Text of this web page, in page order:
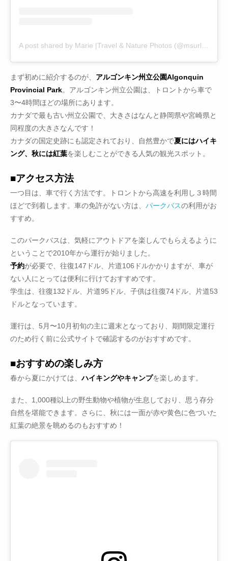
まず初めに紹介するのが、 アルゴンキン州立公園Algonquin
Provincial Park。アルゴンキン州立公園は、トロントから車で
3〜4時間ほどの場所にあります。
カナダで最も古い州立公園で、大きさはなんと静岡県や宮崎県と
同程度の大きさなんです！
カナダの国定史跡にも認定されており、自然豊かで夏にはハイキ
ング、秋には紅葉を楽しむことができる人気の観光スポット。
■アクセス方法
一つ目は、車で行く方法です。トロントから高速を利用し３時間
ほどで到着します。車の免許がない方は、 パークバスの利用がお
すすめ。
このパークバスは、気軽にアウトドアを楽しんでもらえるように
ということで2010年から運行が始りました。
予約が必要で、往復147ドル、片道106ドルかかりますが、車が
ない人にとっては便利に行けておすすめです。
学生は、往復132ドル、片道95ドル、子供は往復74ドル、片道53
ドルとなっています。
運行は、5月〜10月初旬の主に週末となっており、期間限定運行
のため行く前に公式サイトで確認するのがおすすめです。
■おすすめの楽しみ方
春から夏にかけては、ハイキングやキャンプを楽しめます。
また、1,000種以上の野生動物や植物が生息しており、思う存分
自然を堪能できます。さらに、秋には一面が赤や黄色に色づいた
紅葉の絶景を眺めるのもおすすめ！